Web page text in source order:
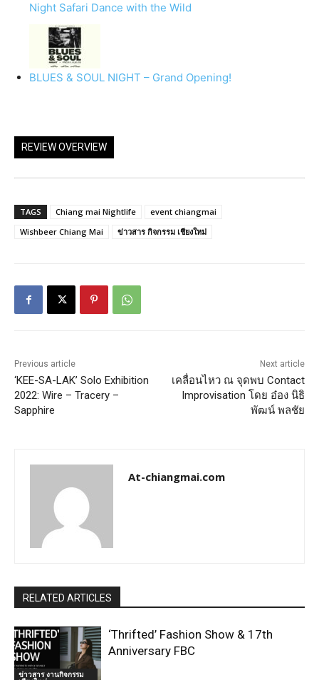
Night Safari Dance with the Wild
BLUES & SOUL NIGHT – Grand Opening!
REVIEW OVERVIEW
TAGS Chiang mai Nightlife
event chiangmai
Wishbeer Chiang Mai
ข่าวสาร กิจกรรม เชียงใหม่
Previous article
‘KEE-SA-LAK’ Solo Exhibition
2022: Wire – Tracery –
Sapphire
Next article
เคลื่อนไหว ณ จุดพบ Contact
Improvisation โดย อ๋อง นิธิ
พัฒน์ พลชัย
At-chiangmai.com
RELATED ARTICLES
ข่าวสาร งานกิจกรรม
‘Thrifted’ Fashion Show & 17th
Anniversary FBC